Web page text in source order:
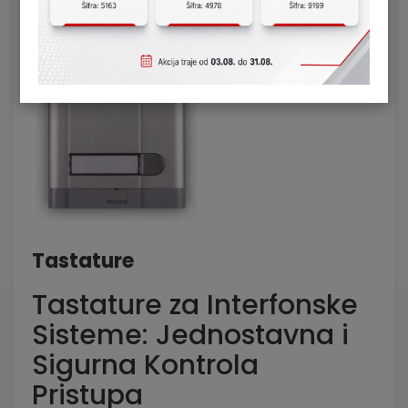
Tastature
Tastature za Interfonske
Sisteme: Jednostavna i
Sigurna Kontrola
Pristupa